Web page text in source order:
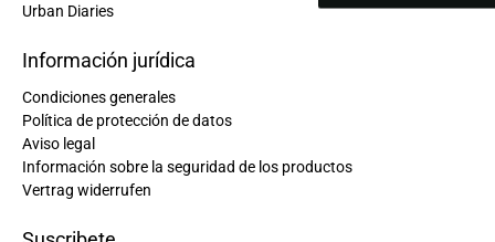
Urban Diaries
Información jurídica
Condiciones generales
Política de protección de datos
Aviso legal
Información sobre la seguridad de los productos
Vertrag widerrufen